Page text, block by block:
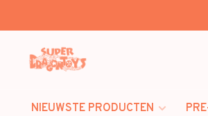
NIEUWSTE PRODUCTEN